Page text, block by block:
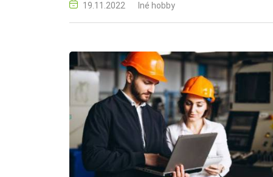
19.11.2022 Iné hobby